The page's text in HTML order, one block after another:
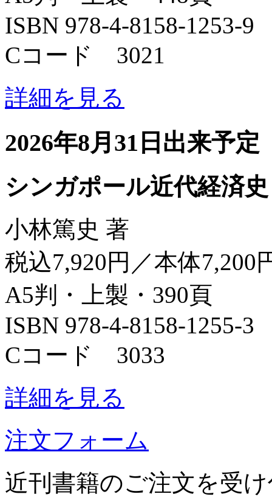
ISBN 978-4-8158-1253-9
Cコード 3021
詳細を見る
2026年8月31日出来予定
シンガポール近代経済史
小林篤史 著
税込7,920円／本体7,200
A5判・上製・390頁
ISBN 978-4-8158-1255-3
Cコード 3033
詳細を見る
注文フォーム
近刊書籍のご注文を受